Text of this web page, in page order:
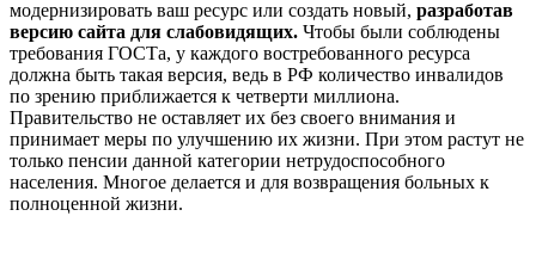
модернизировать ваш ресурс или создать новый, разработав
версию сайта для слабовидящих. Чтобы были соблюдены
требования ГОСТа, у каждого востребованного ресурса
должна быть такая версия, ведь в РФ количество инвалидов
по зрению приближается к четверти миллиона.
Правительство не оставляет их без своего внимания и
принимает меры по улучшению их жизни. При этом растут не
только пенсии данной категории нетрудоспособного
населения. Многое делается и для возвращения больных к
полноценной жизни.